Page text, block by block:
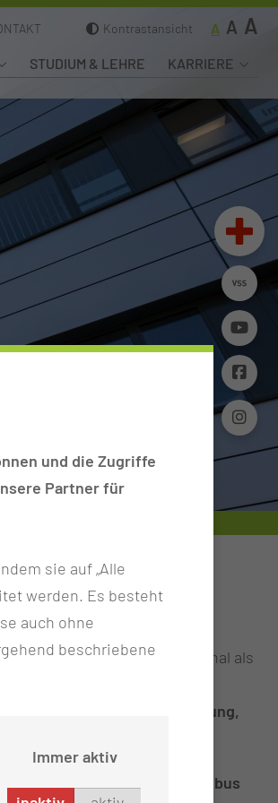
Kontrastansicht A A A
STUDIUM & LEHRE KARRIERE
„Gesundheitsbotschafter an
wird qualifiziertes Personal als
Die evidenzbasierten
digitale Gesundheit, Bewegung,
Rettungsdienst Cottbus
und die Zugriffe
Partner für
sie auf „Alle
werden. Es besteht
auch ohne
beschriebene
Immer aktiv